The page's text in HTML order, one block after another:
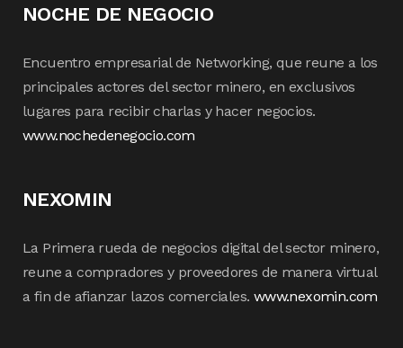
NOCHE DE NEGOCIO
Encuentro empresarial de Networking, que reune a los
principales actores del sector minero, en exclusivos
lugares para recibir charlas y hacer negocios.
www.nochedenegocio.com
NEXOMIN
La Primera rueda de negocios digital del sector minero,
reune a compradores y proveedores de manera virtual
a fin de afianzar lazos comerciales. www.nexomin.com